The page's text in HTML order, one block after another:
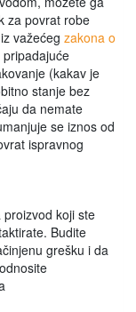
za povrat robe
važećeg zakona o
(kakav je
stanje bez
da nemate
se iznos od
ispravnog
koji ste
Budite
grešku i da